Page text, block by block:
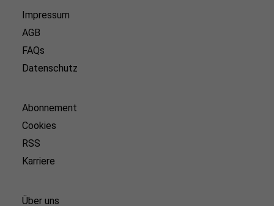
Impressum
AGB
FAQs
Datenschutz
Abonnement
Cookies
RSS
Karriere
Über uns